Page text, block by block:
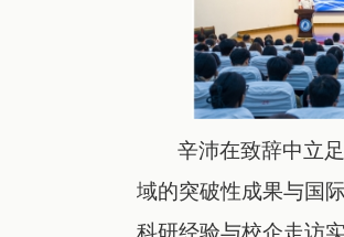
辛沛在致辞中立
域的突破性成果与国
科研经验与校企走访